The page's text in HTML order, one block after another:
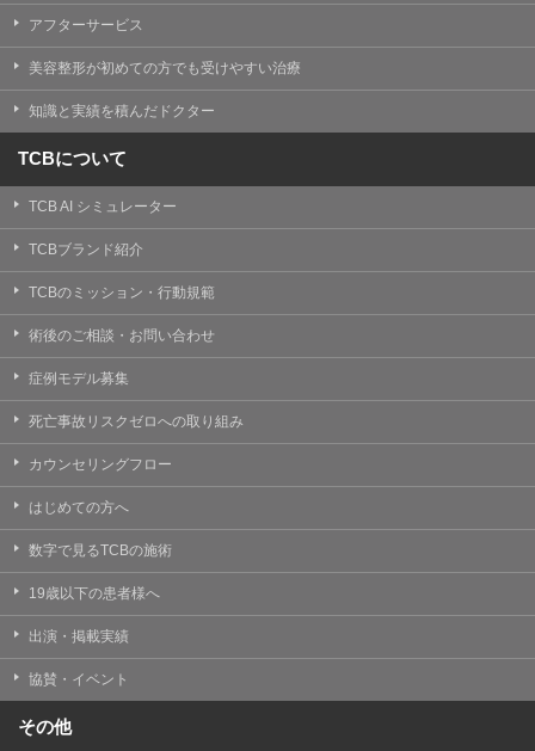
Cookieは、一般的にインターネット閲覧を行う際、又は
の閲覧情報を記憶させておく機能です。
TCBグループでは、Cookie及び類似技術を使用して収集
した情報を利用することにより、WEBサイトの利用状況
を分析し、パフォーマンス改善や、WEBサイトを通じて
提供するサービスの向上・改善のため、Cookieを使用す
ることがあります。ご使用のブラウザによりCookieを無
効とすることが可能です。ただし、Cookieを無効にした
場合、WEBサイト上のサービスの全部または一部のペー
ジが正しく表示されなくなる場合がありますのでご留意
ください。
【アクセスログについて】
TCBグループが運営するWEBサイトでは、アクセスログ
として患者様の履歴情報をサーバ上に記録しています。
アクセスログはWEBサイトの保守管理や利用状況に関す
る統計分析のために使用されます。それ以外の目的で使
用されることはありません。
本プライバシーポリシーの内容は、法令変更への対応や
す。
変更後のプライバシーポリシーについては、当サイトに
アフターサービス
美容整形が初めての方でも受けやすい治療
知識と実績を積んだドクター
TCBについて
TCB AI シミュレーター
TCBブランド紹介
TCBのミッション・行動規範
術後のご相談・お問い合わせ
症例モデル募集
死亡事故リスクゼロへの取り組み
カウンセリングフロー
はじめての方へ
数字で見るTCBの施術
19歳以下の患者様へ
出演・掲載実績
協賛・イベント
その他